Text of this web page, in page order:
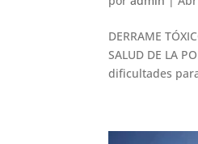
DERRAME
SALUD DE LA
dificultades